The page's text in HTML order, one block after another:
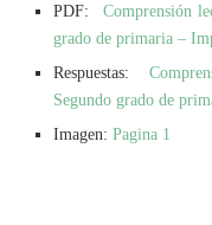
PDF: Comprensión
grado de primaria –
Respuestas:
Segundo grado de
Imagen: Pagina 1